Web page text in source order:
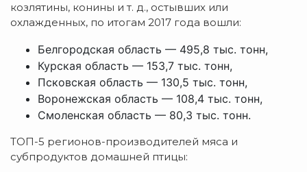
козлятины, конины и т. д., остывших или
охлажденных, по итогам 2017 года вошли:
Белгородская область — 495,8 тыс. тонн,
Курская область — 153,7 тыс. тонн,
Псковская область — 130,5 тыс. тонн,
Воронежская область — 108,4 тыс. тонн,
Смоленская область — 80,3 тыс. тонн.
ТОП-5 регионов-производителей мяса и
субпродуктов домашней птицы: